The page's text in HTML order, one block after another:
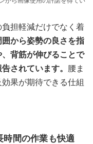
担軽減だけでなく着
囲から姿勢の良さを指
背筋が伸びることで
されています。 腰ま
果が期待できる仕組
間の作業も快適